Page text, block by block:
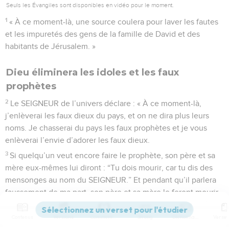
Seuls les Évangiles sont disponibles en vidéo pour le moment.
1 « À ce moment-là, une source coulera pour laver les fautes
et les impuretés des gens de la famille de David et des
habitants de Jérusalem. »
Dieu éliminera les idoles et les faux
prophètes
2 Le SEIGNEUR de l’univers déclare : « À ce moment-là,
j’enlèverai les faux dieux du pays, et on ne dira plus leurs
noms. Je chasserai du pays les faux prophètes et je vous
enlèverai l’envie d’adorer les faux dieux.
3 Si quelqu’un veut encore faire le prophète, son père et sa
mère eux-mêmes lui diront : “Tu dois mourir, car tu dis des
mensonges au nom du SEIGNEUR.” Et pendant qu’il parlera
faussement de ma part, son père et sa mère le feront mourir.
À ce moment-là, les prophètes auront honte de faire les
prophètes et de raconter ce qu’ils voient. Ils n’oseront plus
Versions Commentaires Strong